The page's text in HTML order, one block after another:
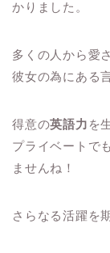
かりました。
多くの人から愛
彼女の為にある
得意の英語力 を
プライベートで
ませんね！
さらなる活躍を